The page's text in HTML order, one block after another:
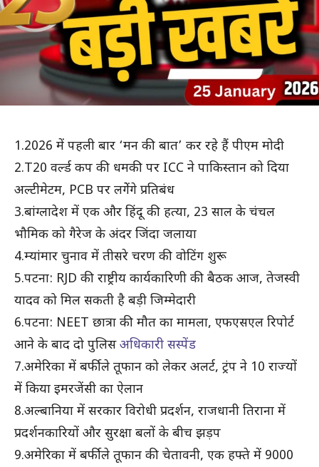
1.2026 में पहली बार ‘मन की बात’ कर रहे हैं पीएम मोदी
2.T20 वर्ल्ड कप की धमकी पर ICC ने पाकिस्तान को दिया
अल्टीमेटम, PCB पर लगेेंगे प्रतिबंध
3.बांग्लादेश में एक और हिंदू की हत्या, 23 साल के चंचल
भौमिक को गैरेज के अंदर जिंदा जलाया
4.म्यांमार चुनाव में तीसरे चरण की वोटिंग शुरू
5.पटना: RJD की राष्ट्रीय कार्यकारिणी की बैठक आज, तेजस्वी
यादव को मिल सकती है बड़ी जिम्मेदारी
6.पटना: NEET छात्रा की मौत का मामला, एफएसएल रिपोर्ट
आने के बाद दो पुलिसअधिकारी सस्पेंड
7.अमेरिका में बर्फीले तूफान को लेकर अलर्ट, ट्रंप ने 10 राज्यों
में किया इमरजेंसी का ऐलान
8.अल्बानिया में सरकार विरोधी प्रदर्शन, राजधानी तिराना में
प्रदर्शनकारियों और सुरक्षा बलों के बीच झड़प
9.अमेरिका में बर्फीले तूफान की चेतावनी, एक हफ्ते में 9000